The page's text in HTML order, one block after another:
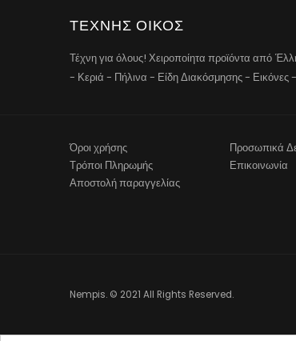
ΤΕΧΝΗΣ ΟΙΚΟΣ
Τέχνη για όλους! Χειροποίητα προϊόντα από
- Κεριά - Πήλινα - Είδη Διακόσμησης - Εικόνες
Όροι χρήσης
Τρόποι Πληρωμής
Αποστολή παραγγελίας
Προσωπικά
Επικοινωνία
Nempis. © 2021 All Rights Reserved.